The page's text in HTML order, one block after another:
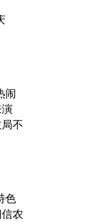
闹
不
色
农